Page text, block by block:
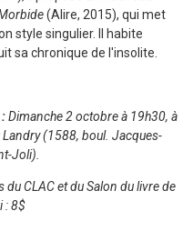
(Alire, 2015), qui met
style singulier. Il habite
sa chronique de l'insolite.
Dimanche 2 octobre à 19h30, à
Landry (1588, boul. Jacques-
Joli).
du CLAC et du Salon du livre de
: 8$